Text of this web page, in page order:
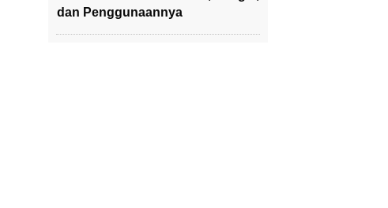
dan Penggunaannya